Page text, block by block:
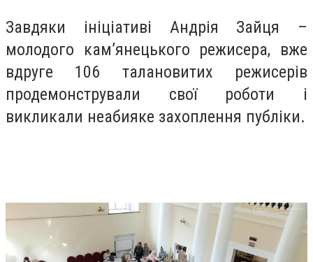
Завдяки ініціативі Андрія Зайця –
молодого кам’янецького режисера, вже
вдруге 106 талановитих режисерів
продемонстрували свої роботи і
викликали неабияке захоплення публіки.